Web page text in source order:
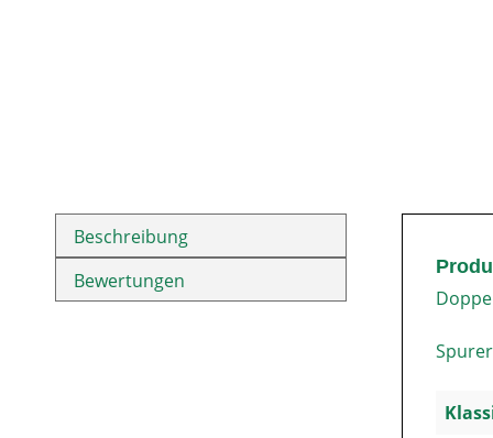
Beschreibung
Bewertungen